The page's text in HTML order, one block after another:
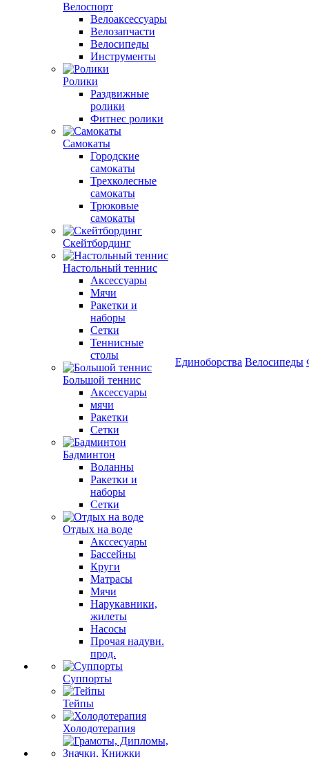
Велоспорт
Велоаксессуары
Велозапчасти
Велосипеды
Инструменты
Ролики
Раздвижные
ролики
Фитнес ролики
Самокаты
Городские
самокаты
Трехколесные
самокаты
Трюковые
самокаты
Скейтбординг
Настольный теннис
Аксессуары
Мячи
Ракетки и
наборы
Сетки
Теннисные
столы
Большой теннис
Аксессуары
мячи
Ракетки
Сетки
Бадминтон
Воланны
Ракетки и
наборы
Сетки
Отдых на воде
Акссесуары
Бассейны
Круги
Матрасы
Мячи
Нарукавники,
жилеты
Насосы
Прочая надувн.
прод.
Суппорты
Тейпы
Холодотерапия
Единоборства Велосипеды